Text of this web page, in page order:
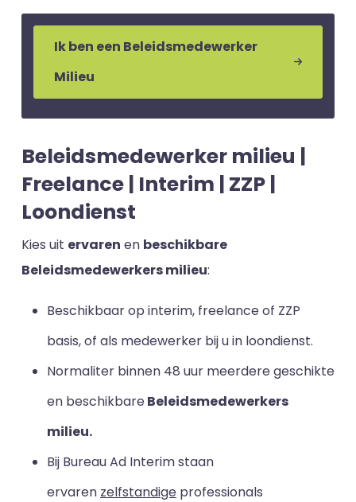
Ik ben een Beleidsmedewerker
Milieu
Beleidsmedewerker milieu |
Freelance | Interim | ZZP |
Loondienst
Kies uit ervaren en beschikbare
Beleidsmedewerkers milieu:
Beschikbaar op interim, freelance of ZZP
basis, of als medewerker bij u in loondienst.
Normaliter binnen 48 uur meerdere geschikte
en beschikbareBeleidsmedewerkers
milieu.
Bij Bureau Ad Interim staan
ervaren zelfstandige professionals